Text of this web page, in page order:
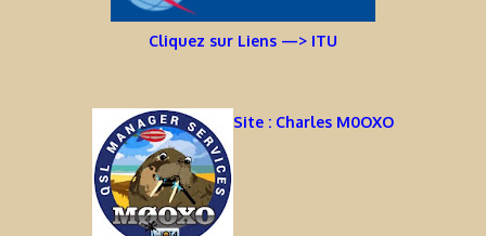
Cliquez sur Liens —> ITU
Site : Charles M0OXO